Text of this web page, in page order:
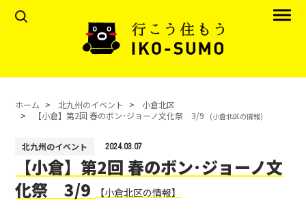
ホーム 北九州のイベント
小倉北区
【小倉】第2回 春のボン･ジョーノ文化祭 3/9
(小倉北区の情報)
北九州のイベント 2024.03.07
【小倉】第2回 春のボン･ジョーノ文
化祭 3/9
【小倉北区の情報】